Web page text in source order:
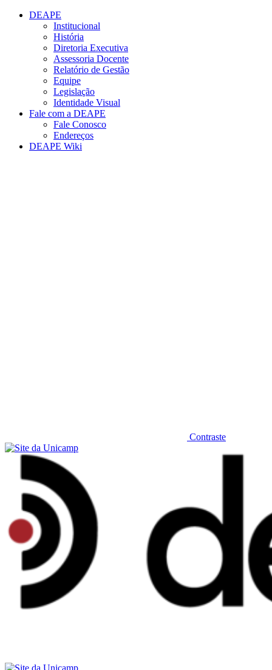
Conteúdo principal
DEAPE
Institucional
História
Diretoria Executiva
Assessoria Docente
Relatório de Gestão
Equipe
Legislação
Identidade Visual
Fale com a DEAPE
Fale Conosco
Endereços
DEAPE Wiki
Contraste